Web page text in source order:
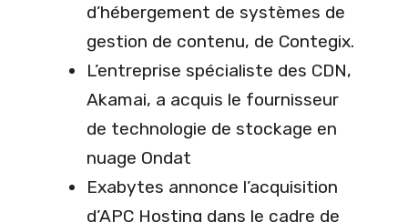
d’hébergement de systèmes de
gestion de contenu, de Contegix.
L’entreprise spécialiste des CDN,
Akamai, a acquis le fournisseur
de technologie de stockage en
nuage Ondat
Exabytes annonce l’acquisition
d’APC Hosting dans le cadre de